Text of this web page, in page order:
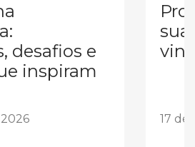
desafios e
inspiram
sua
17 de